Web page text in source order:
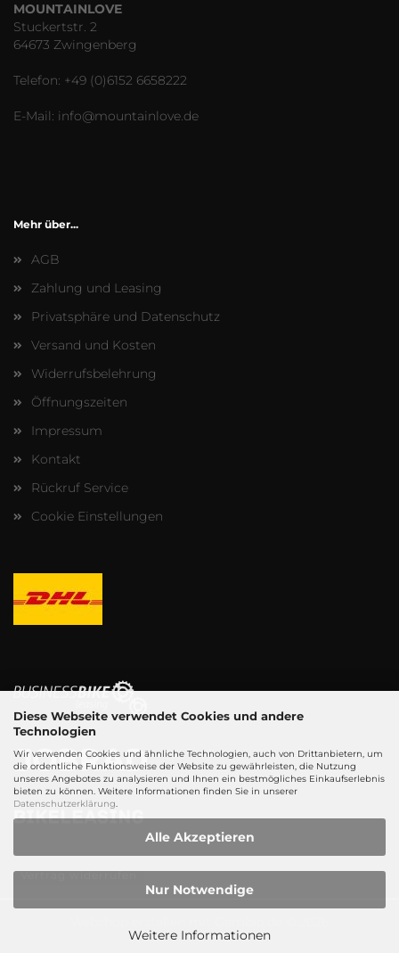
Diese Webseite verwendet Cookies und andere
Technologien
Wir verwenden Cookies und ähnliche Technologien, auch von Drittanbietern, um
die ordentliche Funktionsweise der Website zu gewährleisten, die Nutzung
unseres Angebotes zu analysieren und Ihnen ein bestmögliches Einkaufserlebnis
bieten zu können. Weitere Informationen finden Sie in unserer
Datenschutzerklärung
Alle Akzeptieren
Nur Notwendige
Weitere Informationen
MOUNTAINLOVE
Stuckertstr. 2
64673 Zwingenberg
Telefon: +49 (0)6152 6658222
E-Mail: info@mountainlove.de
Mehr über...
AGB
Zahlung und Leasing
Privatsphäre und Datenschutz
Versand und Kosten
Widerrufsbelehrung
Öffnungszeiten
Impressum
Kontakt
Rückruf Service
Cookie Einstellungen
Vertrag widerrufen